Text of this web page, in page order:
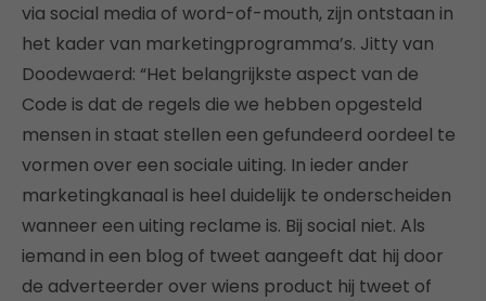
via social media of word-of-mouth, zijn ontstaan in
het kader van marketingprogramma’s. Jitty van
Doodewaerd: “Het belangrijkste aspect van de
Code is dat de regels die we hebben opgesteld
mensen in staat stellen een gefundeerd oordeel te
vormen over een sociale uiting. In ieder ander
marketingkanaal is heel duidelijk te onderscheiden
wanneer een uiting reclame is. Bij social niet. Als
iemand in een blog of tweet aangeeft dat hij door
de adverteerder over wiens product hij tweet of